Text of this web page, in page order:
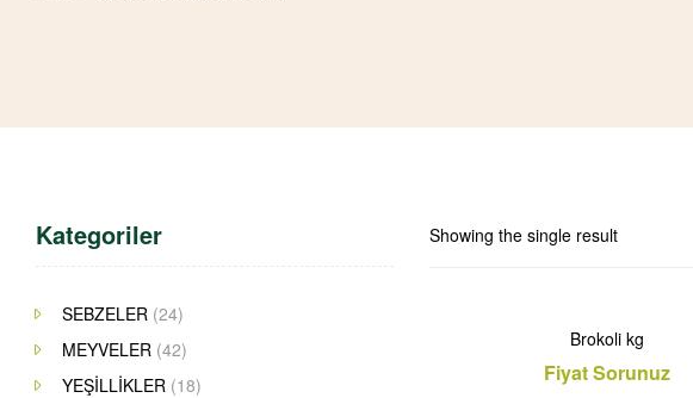
Showing the single result
Brokoli kg
Fiyat Sorunuz
Kategoriler
SEBZELER (24)
MEYVELER (42)
YEŞİLLİKLER (18)